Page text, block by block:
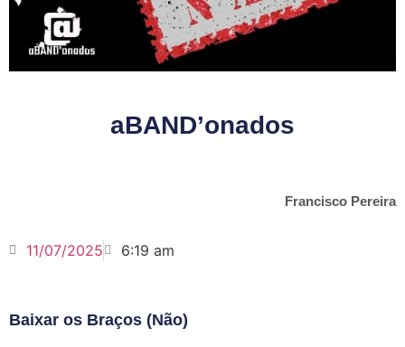
aBAND’onados
Francisco Pereira
11/07/2025 6:19 am
Baixar os Braços (Não)